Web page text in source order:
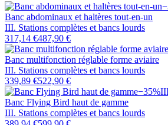
−
Banc abdominaux et haltères tout-en-un
III. Stations complètes et bancs lourds
317,14 €487,90 €
Banc multifonction réglable forme aviaire
III. Stations complètes et bancs lourds
339,89 €522,90 €
−35%
Banc Flying Bird haut de gamme
III. Stations complètes et bancs lourds